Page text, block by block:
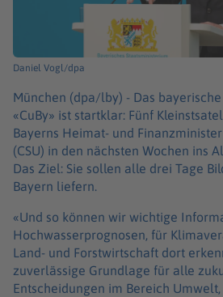
Daniel Vogl/dpa
München (dpa/lby) - Das
«CuBy» ist startklar: Fünf
Bayerns Heimat- und
(CSU) in den nächsten Wochen ins
Das Ziel: Sie sollen alle drei Tage
Bayern liefern.
«Und so können wir wichtige
Hochwasserprognosen, für
Land- und Forstwirtschaft dort
zuverlässige Grundlage für alle
Entscheidungen im Bereich